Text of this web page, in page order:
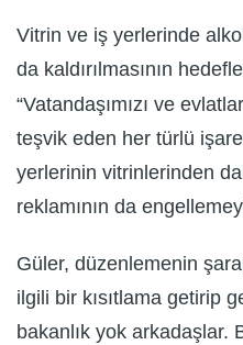
Vitrin ve iş yerlerinde
da kaldırılmasının
“Vatandaşımızı ve
teşvik eden her türlü
yerlerinin vitrinlerinden
reklamının da
Güler, düzenlemenin
ilgili bir kısıtlama getirip
bakanlık yok arkadaşlar.